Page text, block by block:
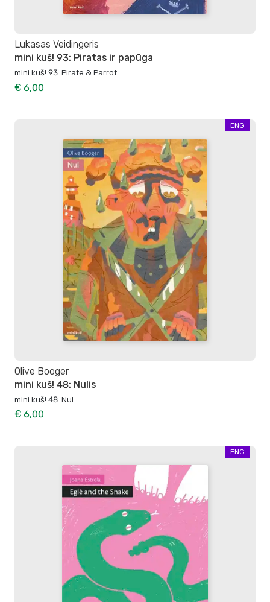
Lukasas Veidingeris
mini kuš! 93: Piratas ir papūga
mini kuš! 93: Pirate & Parrot
€ 6,00
ENG
Olive Booger
mini kuš! 48: Nulis
mini kuš! 48: Nul
€ 6,00
ENG